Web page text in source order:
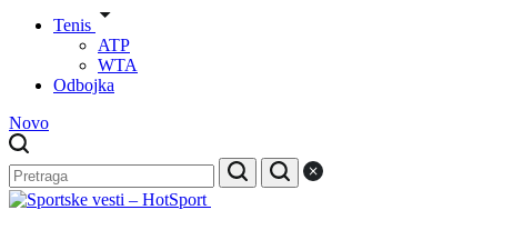
Tenis
ATP
WTA
Odbojka
Novo